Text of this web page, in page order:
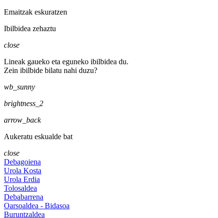
Emaitzak eskuratzen
Ibilbidea zehaztu
close
Lineak gaueko eta eguneko ibilbidea du.
Zein ibilbide bilatu nahi duzu?
wb_sunny
brightness_2
arrow_back
Aukeratu eskualde bat
close
Debagoiena
Urola Kosta
Urola Erdia
Tolosaldea
Debabarrena
Oarsoaldea - Bidasoa
Buruntzaldea